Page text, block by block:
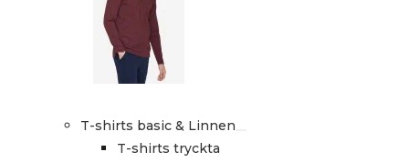
T-shirts basic & Linnen
T-shirts tryckta